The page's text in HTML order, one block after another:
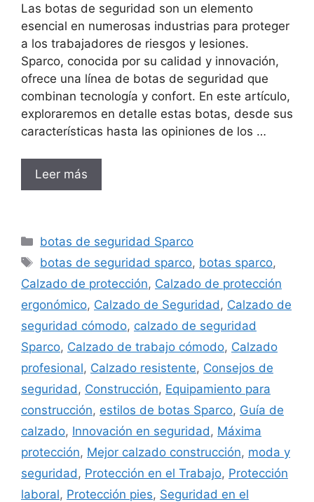
Las botas de seguridad son un elemento
esencial en numerosas industrias para proteger
a los trabajadores de riesgos y lesiones.
Sparco, conocida por su calidad y innovación,
ofrece una línea de botas de seguridad que
combinan tecnología y confort. En este artículo,
exploraremos en detalle estas botas, desde sus
características hasta las opiniones de los …
Leer más
Categorías
botas de seguridad Sparco
Etiquetas
botas de seguridad sparco, botas sparco,
Calzado de protección, Calzado de protección
ergonómico, Calzado de Seguridad , Calzado de
seguridad cómodo, calzado de seguridad
Sparco, Calzado de trabajo cómodo, Calzado
profesional, Calzado resistente, Consejos de
seguridad , Construcción, Equipamiento para
construcción, estilos de botas Sparco, Guía de
calzado, Innovación en seguridad , Máxima
protección, Mejor calzado construcción, moda y
seguridad , Protección en el Trabajo, Protección
laboral, Protección pies, Seguridad en el